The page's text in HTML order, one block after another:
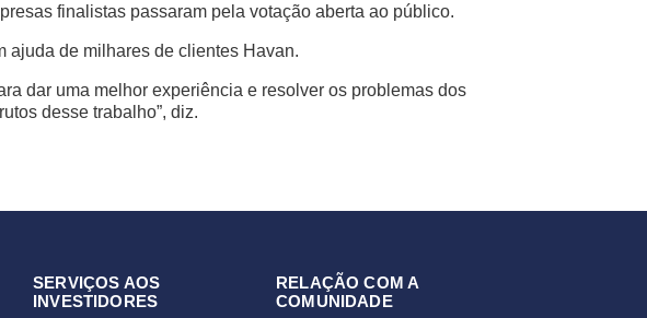
finalistas passaram pela votação aberta ao público.
ajuda de milhares de clientes Havan.
dar uma melhor experiência e resolver os problemas dos
desse trabalho”, diz.
SERVIÇOS AOS
INVESTIDORES
RELAÇÃO COM A
COMUNIDADE